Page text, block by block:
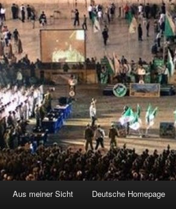
Aus meiner Sicht Deutsche Homepage